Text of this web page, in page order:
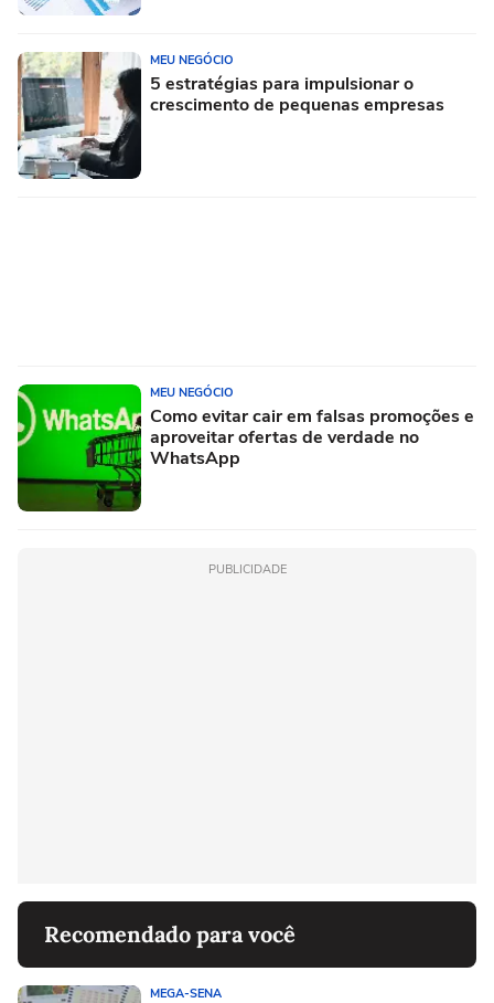
MEU NEGÓCIO
5 estratégias para impulsionar o
crescimento de pequenas empresas
MEU NEGÓCIO
Como evitar cair em falsas promoções e
aproveitar ofertas de verdade no
WhatsApp
PUBLICIDADE
Recomendado para você
MEGA-SENA